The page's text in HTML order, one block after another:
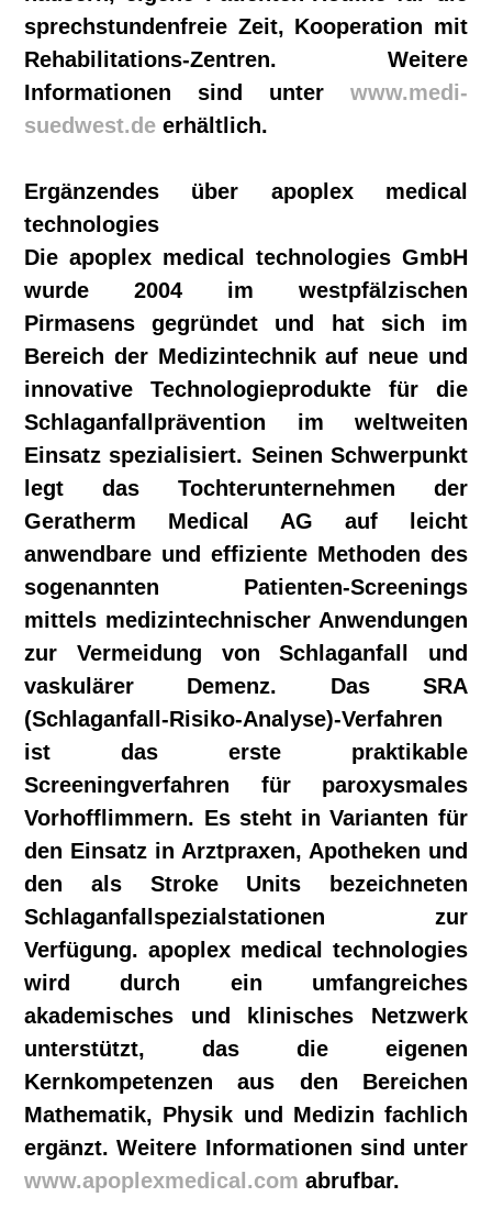
sprechstundenfreie Zeit, Kooperation mit
Rehabilitations-Zentren. Weitere
Informationen sind unter www.medi-
suedwest.de erhältlich.
Ergänzendes über apoplex medical
technologies
Die apoplex medical technologies GmbH
wurde 2004 im westpfälzischen
Pirmasens gegründet und hat sich im
Bereich der Medizintechnik auf neue und
innovative Technologieprodukte für die
Schlaganfallprävention im weltweiten
Einsatz speziali­siert. Seinen Schwerpunkt
legt das Tochterunternehmen der
Geratherm Medical AG auf leicht
anwendbare und effiziente Methoden des
sogenannten Patienten-Screenings
mittels medizintechnischer Anwendungen
zur Vermeidung von Schlag­anfall und
vaskulärer Demenz. Das SRA
(Schlaganfall-Risiko-Analyse)-Verfahren
ist das erste praktikable
Screeningverfahren für paroxysmales
Vorhofflimmern. Es steht in Varianten für
den Einsatz in Arztpraxen, Apotheken und
den als Stroke Units bezeichneten
Schlaganfallspezialstationen zur
Verfügung. apoplex medical technologies
wird durch ein umfangreiches
akademisches und klinisches Netzwerk
unterstützt, das die eigenen
Kernkompetenzen aus den Bereichen
Mathematik, Physik und Medizin fachlich
ergänzt. Weitere Informationen sind unter
www.apoplexmedical.com abrufbar.